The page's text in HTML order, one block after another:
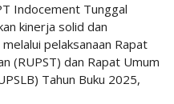
Indocement Tunggal
kinerja solid dan
pelaksanaan Rapat
(RUPST) dan Rapat Umum
Tahun Buku 2025,